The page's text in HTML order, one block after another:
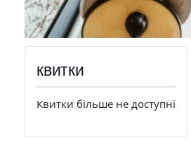
квитки
Квитки більше не доступні